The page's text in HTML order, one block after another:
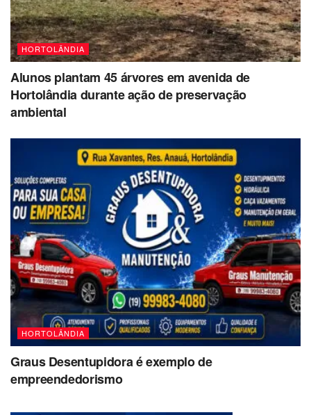
HORTOLÂNDIA
Alunos plantam 45 árvores em avenida de
Hortolândia durante ação de preservação
ambiental
HORTOLÂNDIA
Graus Desentupidora é exemplo de
empreendedorismo